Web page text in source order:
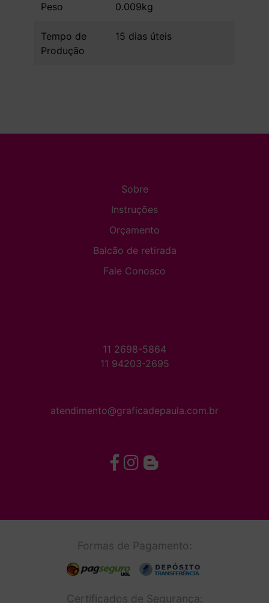
Peso 0.009kg
Tempo de
Produção
15 dias úteis
Sobre
Instruções
Orçamento
Balcão de retirada
Fale Conosco
11 2698-5864
11 94203-2695
atendimento@graficadepaula.com.br
Formas de Pagamento:
Certificados de Segurança: